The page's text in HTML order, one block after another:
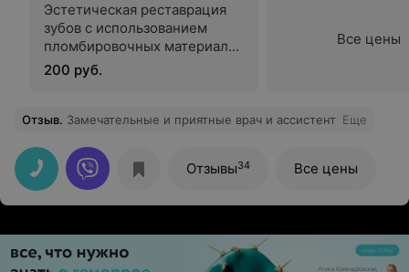
Эстетическая реставрация
зубов с использованием
пломбировочных материалов
последнего поколения
200 руб.
Все цены
Отзыв. Замечательные и приятные врач и ассистент Еще
Отзывы34 Все цены